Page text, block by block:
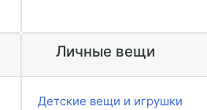
Личные вещи
Детские вещи и игрушки